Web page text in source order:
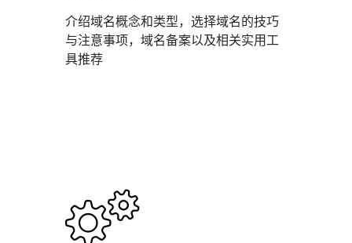
介绍域名概念和类型，选择域名的技巧
与注意事项，域名备案以及相关实用工
具推荐